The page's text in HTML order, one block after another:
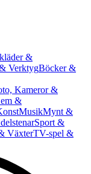
&
VerktygBöcker &
Kameror &
&
MusikMynt &
Sport &
VäxterTV-spel &